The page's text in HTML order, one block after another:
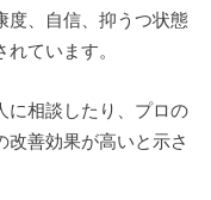
度、自信、抑うつ状態
ています。
に相談したり、プロの
改善効果が高いと示さ